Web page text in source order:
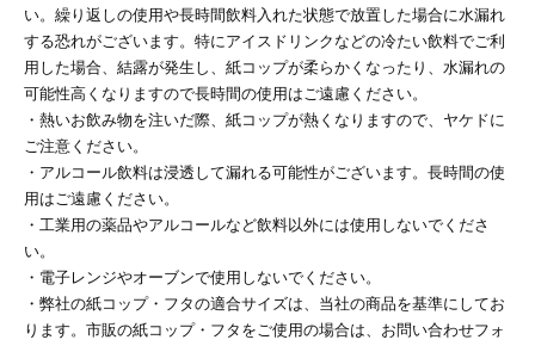
印刷
リーブ
ー印刷
い。繰り返しの使用や長時間飲料入れた状態で放置した場合に水漏れ
する恐れがございます。特にアイスドリンクなどの冷たい飲料でご利
用した場合、結露が発生し、紙コップが柔らかくなったり、水漏れの
可能性高くなりますので長時間の使用はご遠慮ください。
・熱いお飲み物を注いだ際、紙コップが熱くなりますので、ヤケドに
ご注意ください。
・アルコール飲料は浸透して漏れる可能性がございます。長時間の使
用はご遠慮ください。
・工業用の薬品やアルコールなど飲料以外には使用しないでくださ
い。
・電子レンジやオーブンで使用しないでください。
・弊社の紙コップ・フタの適合サイズは、当社の商品を基準にしてお
ります。市販の紙コップ・フタをご使用の場合は、お問い合わせフォ